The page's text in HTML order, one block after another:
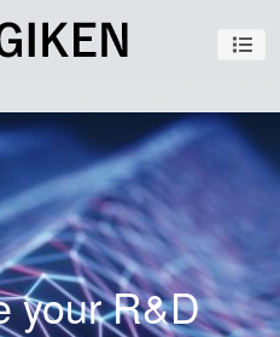
ナビ
your R&D